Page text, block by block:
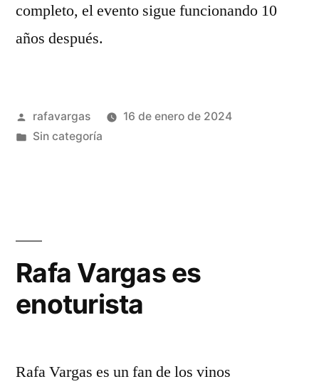
completo, el evento sigue funcionando 10
años después.
Publicado
por
rafavargas
16 de enero de 2024
Publicado
Sin categoría
Rafa Vargas es
enoturista
Rafa Vargas es un fan de los vinos